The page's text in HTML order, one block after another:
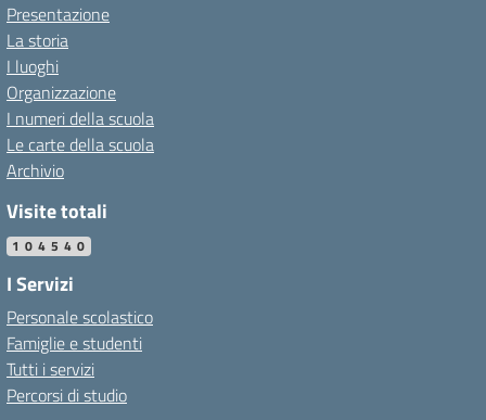
Presentazione
La storia
I luoghi
Organizzazione
I numeri della scuola
Le carte della scuola
Archivio
Visite totali
104540
I Servizi
Personale scolastico
Famiglie e studenti
Tutti i servizi
Percorsi di studio